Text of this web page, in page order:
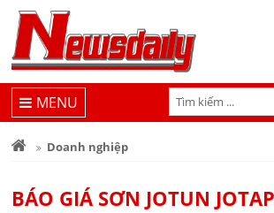
MENU
Doanh nghiệp
BÁO GIÁ SƠN JOTUN